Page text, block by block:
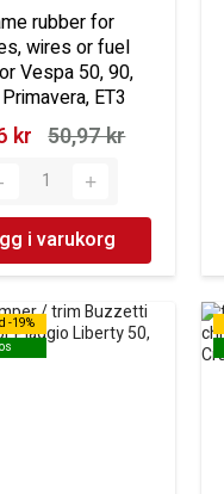
rubber for
wires or fuel
Vespa 50, 90,
ET3
kr‎ 50,97 kr‎
i varukorg
-19%
-19%